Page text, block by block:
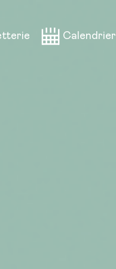
Calendrier